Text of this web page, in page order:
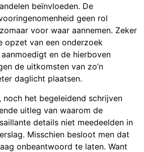
beïnvloeden. De
geen rol
voor waar aannemen. Zeker
opzet van een onderzoek
en de hierboven
de uitkomsten van zo’n
daglicht plaatsen.
het begeleidend schrijven
uitleg van waarom de
details niet meedeelden in
Misschien besloot men dat
onbeantwoord te laten. Want